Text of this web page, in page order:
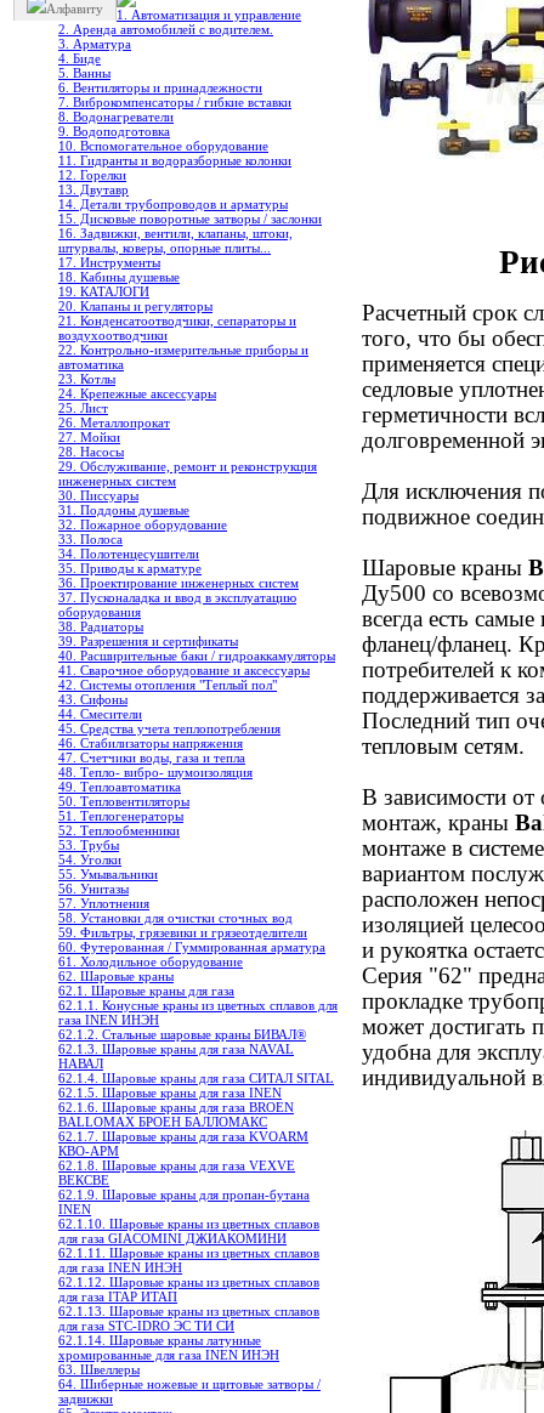
Алфавиту
1. Автоматизация и управление
2. Аренда автомобилей с водителем.
3. Арматура
4. Биде
5. Ванны
6. Вентиляторы и принадлежности
7. Виброкомпенсаторы / гибкие вставки
8. Водонагреватели
9. Водоподготовка
10. Вспомогательное оборудование
11. Гидранты и водоразборные колонки
12. Горелки
13. Двутавр
14. Детали трубопроводов и арматуры
15. Дисковые поворотные затворы / заслонки
16. Задвижки, вентили, клапаны, штоки,
штурвалы, коверы, опорные плиты...
17. Инструменты
18. Кабины душевые
19. КАТАЛОГИ
20. Клапаны и регуляторы
21. Конденсатоотводчики, сепараторы и
воздухоотводчики
22. Контрольно-измерительные приборы и
автоматика
23. Котлы
24. Крепежные аксессуары
25. Лист
26. Металлопрокат
27. Мойки
28. Насосы
29. Обслуживание, ремонт и реконструкция
инженерных систем
30. Писсуары
31. Поддоны душевые
32. Пожарное оборудование
33. Полоса
34. Полотенцесушители
35. Приводы к арматуре
36. Проектирование инженерных систем
37. Пусконаладка и ввод в эксплуатацию
оборудования
38. Радиаторы
39. Разрешения и сертификаты
40. Расширительные баки / гидроаккамуляторы
41. Сварочное оборудование и аксессуары
42. Системы отопления "Теплый пол"
43. Сифоны
44. Смесители
45. Средства учета теплопотребления
46. Стабилизаторы напряжения
47. Счетчики воды, газа и тепла
48. Тепло- вибро- шумоизоляция
49. Теплоавтоматика
50. Тепловентиляторы
51. Теплогенераторы
52. Теплообменники
53. Трубы
54. Уголки
55. Умывальники
56. Унитазы
57. Уплотнения
58. Установки для очистки сточных вод
59. Фильтры, грязевики и грязеотделители
60. Футерованная / Гуммированная арматура
61. Холодильное oборудование
62. Шаровые краны
62.1. Шаровые краны для газа
62.1.1. Конусные краны из цветных сплавов для
газа INEN ИНЭН
62.1.2. Стальные шаровые краны БИВАЛ®
62.1.3. Шаровые краны для газа NAVAL
НАВАЛ
62.1.4. Шаровые краны для газа СИТАЛ SITAL
62.1.5. Шаровые краны для газа INEN
62.1.6. Шаровые краны для газа BROEN
BALLOMAX БРОЕН БАЛЛОМАКС
62.1.7. Шаровые краны для газа KVOARM
КВО-АРМ
62.1.8. Шаровые краны для газа VEXVE
ВЕКСВЕ
62.1.9. Шаровые краны для пропан-бутана
INEN
62.1.10. Шаровые краны из цветных сплавов
для газа GIACOMINI ДЖИАКОМИНИ
62.1.11. Шаровые краны из цветных сплавов
для газа INEN ИНЭН
62.1.12. Шаровые краны из цветных сплавов
для газа ITAP ИТАП
62.1.13. Шаровые краны из цветных сплавов
для газа STC-IDRO ЭС ТИ СИ
62.1.14. Шаровые краны латунные
хромированные для газа INEN ИНЭН
63. Швеллеры
64. Шиберные ножевые и щитовые затворы /
задвижки
Расчетный срок
того, что бы
применяется
седловые
герметичности
долговременной
Для исключения
подвижное
Шаровые краны
Ду500 со
всегда есть
фланец/фланец.
потребителей к
поддерживается
Последний тип
тепловым сетям.
В зависимости от
монтаж, краны
монтаже в
вариантом
расположен
изоляцией
и рукоятка
Серия "62"
прокладке
может достигать
удобна для
индивидуальной